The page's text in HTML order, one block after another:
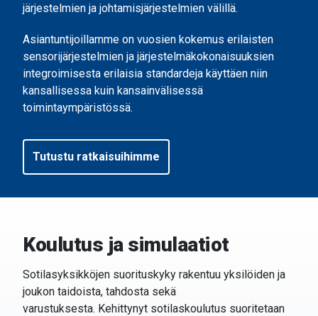
järjestelmien ja johtamisjärjestelmien välillä.
Asiantuntijoillamme on vuosien kokemus erilaisten
sensorijärjestelmien ja järjestelmäkokonaisuuksien
integroimisesta erilaisia standardeja käyttäen niin
kansallisessa kuin kansainvälisessä
toimintaympäristössä.
Tutustu ratkaisuihimme
Koulutus ja simulaatiot
Sotilasyksikköjen suorituskyky rakentuu yksilöiden ja
joukon taidoista, tahdosta sekä
varustuksesta. Kehittynyt sotilaskoulutus suoritetaan